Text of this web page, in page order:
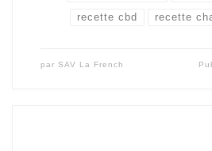
recette cbd
recette
par SAV La French